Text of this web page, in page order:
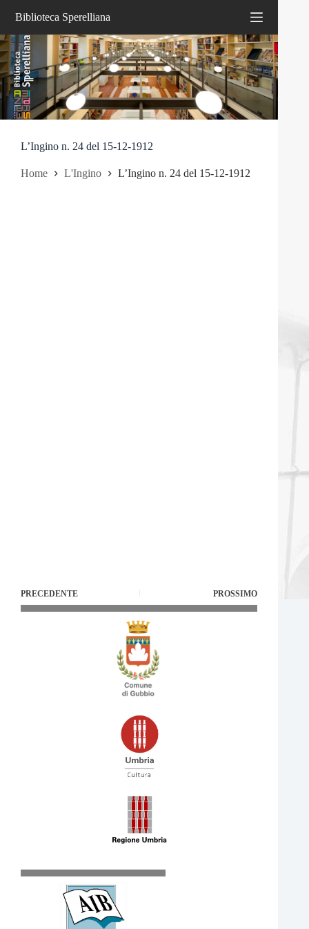
Biblioteca Sperelliana
L’Ingino n. 24 del 15-12-1912
Home L'Ingino L’Ingino n. 24 del 15-12-1912
PRECEDENTE PROSSIMO